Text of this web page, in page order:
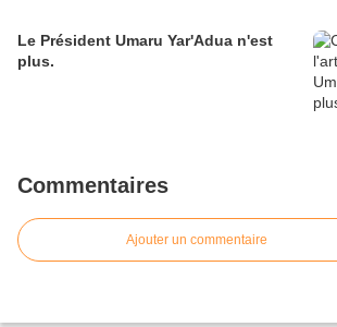
Le Président Umaru Yar'Adua n'est
plus.
Commentaires
Ajouter un commentaire